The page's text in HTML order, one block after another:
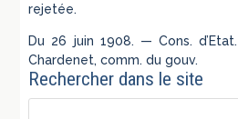
rejetée.
Du 26 juin 1908. — Cons.
Chardenet, comm. du gouv.
Rechercher dans le site